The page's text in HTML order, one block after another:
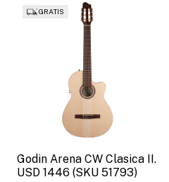
GRATIS
Godin Arena CW Clasica II.
USD 1446 (SKU 51793)